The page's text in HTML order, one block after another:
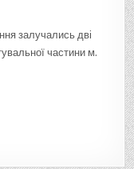
залучались дві
частини м.